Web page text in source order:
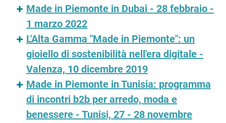
Made in Piemonte in Dubai - 28 febbraio -
1 marzo 2022
L'Alta Gamma "Made in Piemonte": un
gioiello di sostenibilità nell'era digitale -
Valenza, 10 dicembre 2019
Made in Piemonte in Tunisia: programma
di incontri b2b per arredo, moda e
benessere - Tunisi, 27 - 28 novembre